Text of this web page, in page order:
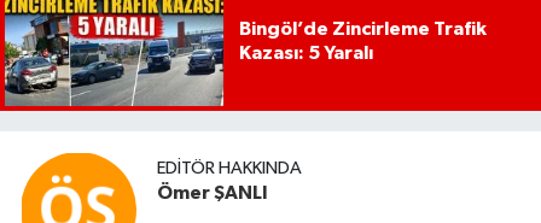
Bingöl’de Zincirleme Trafik
Kazası: 5 Yaralı
EDITÖR HAKKINDA
Ömer ŞANLI